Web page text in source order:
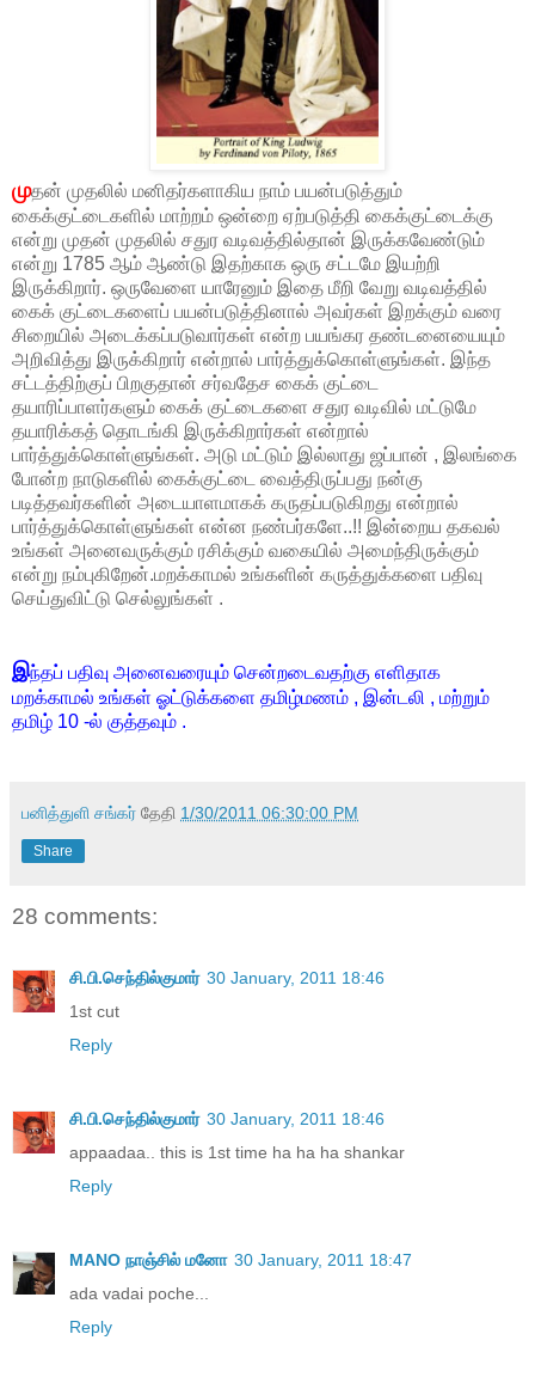
முதன் முதலில் மனிதர்களாகிய நாம் பயன்படுத்தும்
கைக்குட்டைகளில் மாற்றம் ஒன்றை ஏற்படுத்தி கைக்குட்டைக்கு
என்று முதன் முதலில் சதுர வடிவத்தில்தான் இருக்கவேண்டும்
என்று 1785 ஆம் ஆண்டு இதற்காக ஒரு சட்டமே இயற்றி
இருக்கிறார். ஒருவேளை யாரேனும் இதை மீறி வேறு வடிவத்தில்
கைக் குட்டைகளைப் பயன்படுத்தினால் அவர்கள் இறக்கும் வரை
சிறையில் அடைக்கப்படுவார்கள் என்ற பயங்கர தண்டனையையும்
அறிவித்து இருக்கிறார் என்றால் பார்த்துக்கொள்ளுங்கள். இந்த
சட்டத்திற்குப் பிறகுதான் சர்வதேச கைக் குட்டை
தயாரிப்பாளர்களும் கைக் குட்டைகளை சதுர வடிவில் மட்டுமே
தயாரிக்கத் தொடங்கி இருக்கிறார்கள் என்றால்
பார்த்துக்கொள்ளுங்கள். அடு மட்டும் இல்லாது ஜப்பான் , இலங்கை
போன்ற நாடுகளில் கைக்குட்டை வைத்திருப்பது நன்கு
படித்தவர்களின் அடையாளமாகக் கருதப்படுகிறது என்றால்
பார்த்துக்கொள்ளுங்கள் என்ன நண்பர்களே..!! இன்றைய தகவல்
உங்கள் அனைவருக்கும் ரசிக்கும் வகையில் அமைந்திருக்கும்
என்று நம்புகிறேன்.மறக்காமல் உங்களின் கருத்துக்களை பதிவு
செய்துவிட்டு செல்லுங்கள் .
இந்தப் பதிவு அனைவரையும் சென்றடைவதற்கு எளிதாக
மறக்காமல் உங்கள் ஓட்டுக்களை தமிழ்மணம் , இன்டலி , மற்றும்
தமிழ் 10 -ல் குத்தவும் .
பனித்துளி சங்கர் தேதி 1/30/2011 06:30:00 PM
Share
28 comments:
சி.பி.செந்தில்குமார் 30 January, 2011 18:46
1st cut
Reply
சி.பி.செந்தில்குமார் 30 January, 2011 18:46
appaadaa.. this is 1st time ha ha ha shankar
Reply
MANO நாஞ்சில் மனோ 30 January, 2011 18:47
ada vadai poche...
Reply